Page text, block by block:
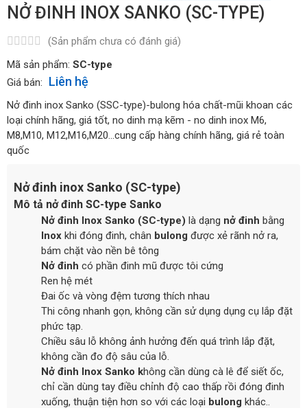
NỞ ĐINH INOX SANKO (SC-TYPE)
(Sản phẩm chưa có đánh giá)
Mã sản phẩm: SC-type
Giá bán:
Liên hệ
Nở đinh inox Sanko (SSC-type)-bulong hóa chất-mũi khoan các
loại chính hãng, giá tốt, no dinh mạ kẽm - no dinh inox M6,
M8,M10, M12,M16,M20...cung cấp hàng chính hãng, giá rẻ toàn
quốc
Nở đinh inox Sanko (SC-type)
Mô tả nở đinh SC-type Sanko
Nở đinh Inox Sanko (SC-type) là dạng nở đinh bằng
Inox khi đóng đinh, chân bulong được xẻ rãnh nở ra,
bám chặt vào nền bê tông
Nở đinh có phần đinh mũ được tôi cứng
Ren hệ mét
Đai ốc và vòng đệm tương thích nhau
Thi công nhanh gọn, không cần sử dụng dụng cụ lắp đặt
phức tạp.
Chiều sâu lỗ không ảnh hưởng đến quá trình lắp đặt,
không cần đo độ sâu của lỗ.
Nở đinh Inox Sanko không cần dùng cà lê để siết ốc,
chỉ cần dùng tay điều chỉnh độ cao thấp rồi đóng đinh
xuống, thuận tiện hơn so với các loại bulong khác..